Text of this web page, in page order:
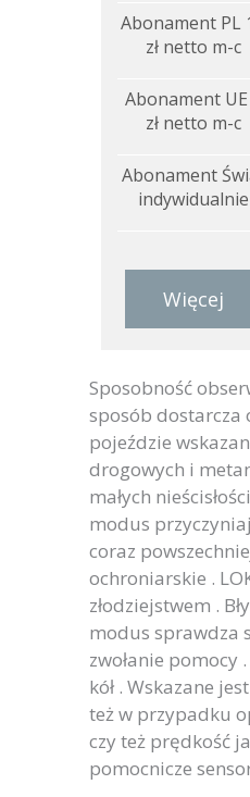
Abonament PL
zł netto m-c
Abonament
zł netto m-c
Abonament
indywidualnie
Więcej
Sposobność
sposób dostarcza
pojeździe
drogowych i
małych
modus
coraz
ochroniarskie .
złodziejstwem .
modus sprawdza
zwołanie
kół . Wskazane
też w przypadku
czy też prędkość
pomocnicze